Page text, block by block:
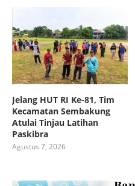
Jelang HUT RI Ke-81, Tim
Kecamatan Sembakung
Atulai Tinjau Latihan
Paskibra
Agustus 7, 2026